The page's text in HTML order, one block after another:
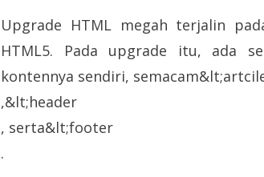
Upgrade HTML megah terjalin
HTML5. Pada upgrade itu, ada
kontennya sendiri,
,&lt;header
, serta&lt;footer
.